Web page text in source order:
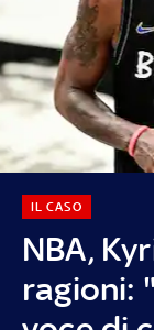
NBA,
ragioni:
IL CASO